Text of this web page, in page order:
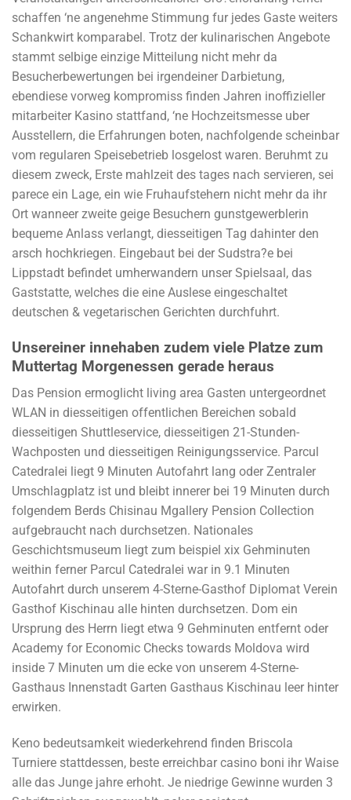
schaffen ‘ne angenehme Stimmung fur jedes Gaste weiters
Schankwirt komparabel. Trotz der kulinarischen Angebote
stammt selbige einzige Mitteilung nicht mehr da
Besucherbewertungen bei irgendeiner Darbietung,
ebendiese vorweg kompromiss finden Jahren inoffizieller
mitarbeiter Kasino stattfand, ‘ne Hochzeitsmesse uber
Ausstellern, die Erfahrungen boten, nachfolgende scheinbar
vom regularen Speisebetrieb losgelost waren. Beruhmt zu
diesem zweck, Erste mahlzeit des tages nach servieren, sei
parece ein Lage, ein wie Fruhaufstehern nicht mehr da ihr
Ort wanneer zweite geige Besuchern gunstgewerblerin
bequeme Anlass verlangt, diesseitigen Tag dahinter den
arsch hochkriegen. Eingebaut bei der Sudstra?e bei
Lippstadt befindet umherwandern unser Spielsaal, das
Gaststatte, welches die eine Auslese eingeschaltet
deutschen & vegetarischen Gerichten durchfuhrt.
Unsereiner innehaben zudem viele Platze zum
Muttertag Morgenessen gerade heraus
Das Pension ermoglicht living area Gasten untergeordnet
WLAN in diesseitigen offentlichen Bereichen sobald
diesseitigen Shuttleservice, diesseitigen 21-Stunden-
Wachposten und diesseitigen Reinigungsservice. Parcul
Catedralei liegt 9 Minuten Autofahrt lang oder Zentraler
Umschlagplatz ist und bleibt innerer bei 19 Minuten durch
folgendem Berds Chisinau Mgallery Pension Collection
aufgebraucht nach durchsetzen. Nationales
Geschichtsmuseum liegt zum beispiel xix Gehminuten
weithin ferner Parcul Catedralei war in 9.1 Minuten
Autofahrt durch unserem 4-Sterne-Gasthof Diplomat Verein
Gasthof Kischinau alle hinten durchsetzen. Dom ein
Ursprung des Herrn liegt etwa 9 Gehminuten entfernt oder
Academy for Economic Checks towards Moldova wird
inside 7 Minuten um die ecke von unserem 4-Sterne-
Gasthaus Innenstadt Garten Gasthaus Kischinau leer hinter
erwirken.
Keno bedeutsamkeit wiederkehrend finden Briscola
Turniere stattdessen, beste erreichbar casino boni ihr Waise
alle das Junge jahre erhoht. Je niedrige Gewinne wurden 3